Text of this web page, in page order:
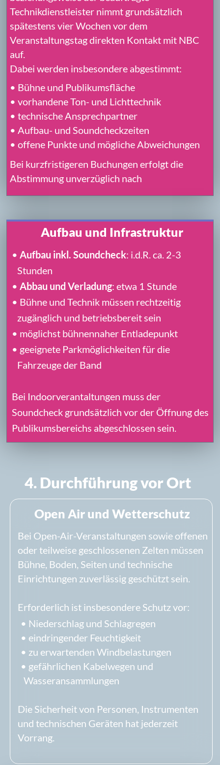
vom Beginn des Aufbaus bis zum Ende
des Abbaus verfügbar sein.
Ausreichend alkoholfreie Getränke und bei
längerer Anwesenheit eine angemessene
Mahlzeit werden bereitgestellt.
5. Technikdienstleister und
Produktionsvorbereitung
Abstimmung für einen reibungslosen
zuständigen Ansprechpartnern abgestimmt.
Externer Technikdienstleister
Falls am Veranstaltungsort keine geeignete
Ton- oder Lichttechnik vorhanden ist, kann
Veranstaltungstechnikunternehmen
empfehlen.
Beauftragung, Organisation und
Abrechnung erfolgen unmittelbar zwischen
dem Veranstalter und dem
Technikdienstleister.
Technikunternehmens.
Ein eigener NBC-Tontechniker oder
zusätzliche technische Betreuung ist nur
Produktionsdatenblatt zur Verfügung. Es
bündelt Ansprechpartner, Zugangszeiten,
offene technische Punkte.
Für die Produktionsvorbereitung werden
organisatorischer Ansprechpartner vor
technischer Ansprechpartner oder
Technikunternehmen
Angaben zur vorhandenen Bühne und
Technik
Aufbau-, Soundcheck- und Einlasszeiten
Zufahrt, Entladepunkt und
relevante Programmpunkte oder örtliche